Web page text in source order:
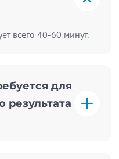
всего 40-60 минут.
для
результата